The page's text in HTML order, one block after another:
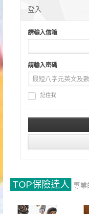
登入
請輸入信箱
請輸入密碼
記住我
TOP保險達人 專業